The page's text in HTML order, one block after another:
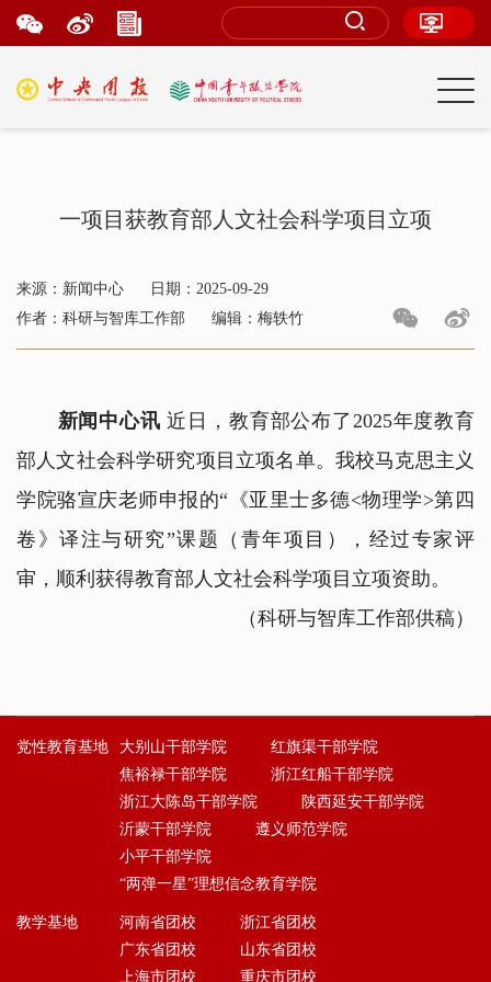
一项目获教育部人文社会科学项目立项
来源：新闻中心
日期：2025-09-29
作者：科研与智库工作部
编辑：梅轶竹
新闻中心讯 近日，教育部公布了2025年度教育
部人文社会科学研究项目立项名单。我校马克思主义
学院骆宣庆老师申报的“《亚里士多德<物理学>第四
卷》译注与研究”课题（青年项目），经过专家评
审，顺利获得教育部人文社会科学项目立项资助。
（科研与智库工作部供稿）
党性教育基地 大别山干部学院
红旗渠干部学院
焦裕禄干部学院
浙江红船干部学院
浙江大陈岛干部学院
陕西延安干部学院
沂蒙干部学院
遵义师范学院
小平干部学院
“两弹一星”理想信念教育学院
教学基地 河南省团校
浙江省团校
广东省团校
山东省团校
上海市团校
重庆市团校